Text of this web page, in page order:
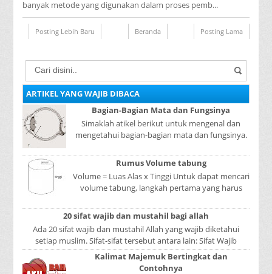
banyak metode yang digunakan dalam proses pemb...
Posting Lebih Baru Posting Lama
Beranda
ARTIKEL YANG WAJIB DIBACA
Bagian-Bagian Mata dan Fungsinya
Simaklah atikel berikut untuk mengenal dan
mengetahui bagian-bagian mata dan fungsinya.
mer...
Rumus Volume tabung
Volume = Luas Alas x Tinggi Untuk dapat mencari
volume tabung, langkah pertama yang harus
tabun...
20 sifat wajib dan mustahil bagi allah
Ada 20 sifat wajib dan mustahil Allah yang wajib diketahui
setiap muslim. Sifat-sifat tersebut antara lain: Sifat Wajib
Tulisan A...
Kalimat Majemuk Bertingkat dan
Contohnya